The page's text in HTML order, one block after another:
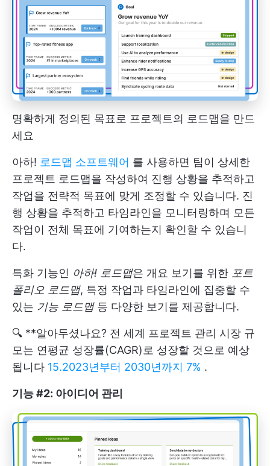
명확하게 정의된 목표로 프로젝트의 로드맵을 만드
세요
아하! 로드맵 소프트웨어 를 사용하면 팀이 상세한
프로젝트 로드맵을 작성하여 진행 상황을 추적하고
작업을 전략적 목표에 맞게 조정할 수 있습니다. 진
행 상황을 추적하고 타임라인을 모니터링하며 모든
작업이 전체 목표에 기여하는지 확인할 수 있습니
다.
특화 기능인 아하! 로드맵은 개요 보기를 위한 포트
폴리오 로드맵, 특정 작업과 타임라인에 집중할 수
있는 기능 로드맵등 다양한 보기를 제공합니다.
🔍 **알아두셨나요? 전 세계 프로젝트 관리 시장 규
모는 연평균 성장률(CAGR)로 성장할 것으로 예상
됩니다 15.2023년부터 2030년까지 7% .
기능 #2: 아이디어 관리